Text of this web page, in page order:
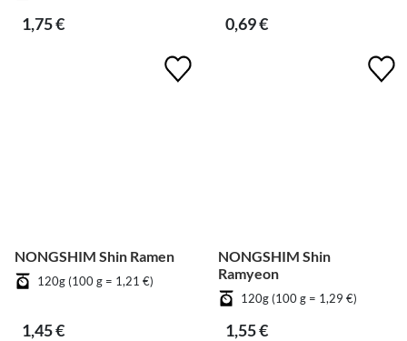
1,75 € 0,69 €
NONGSHIM Shin Ramen
120g (100 g = 1,21 €)
1,45 €
NONGSHIM Shin
Ramyeon
120g (100 g = 1,29 €)
1,55 €